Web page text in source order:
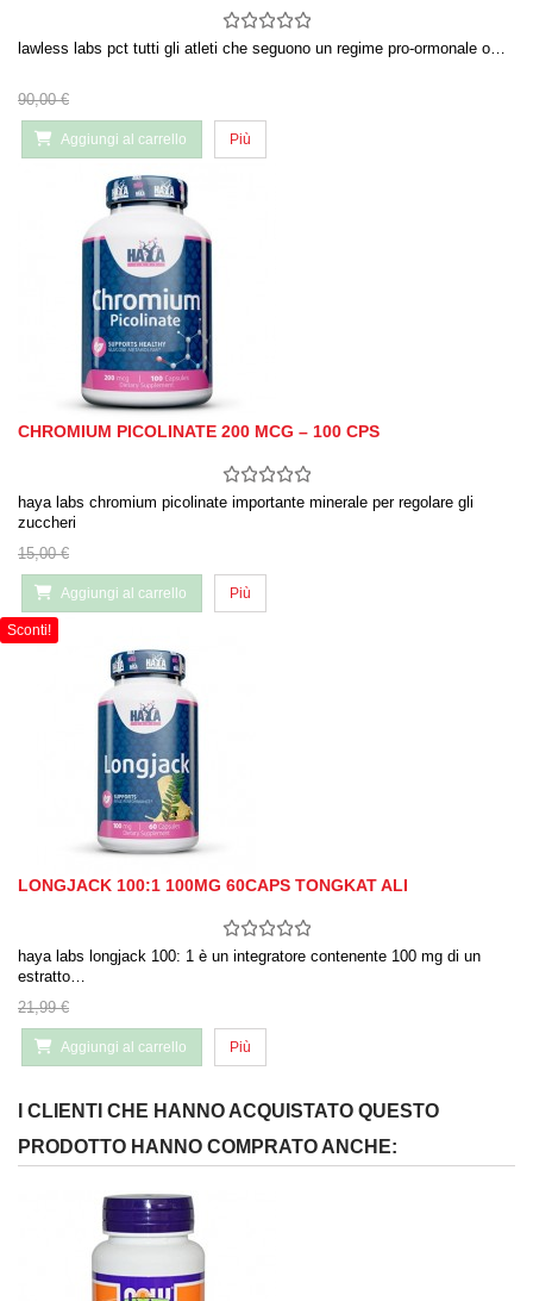
lawless labs pct tutti gli atleti che seguono un regime pro-ormonale o…
90,00 €
Aggiungi al carrello Più
CHROMIUM PICOLINATE 200 MCG – 100 CPS
haya labs chromium picolinate importante minerale per regolare gli
zuccheri
15,00 €
Aggiungi al carrello Più
Sconti!
LONGJACK 100:1 100MG 60CAPS TONGKAT ALI
haya labs longjack 100: 1 è un integratore contenente 100 mg di un
estratto…
21,99 €
Aggiungi al carrello Più
I CLIENTI CHE HANNO ACQUISTATO QUESTO
PRODOTTO HANNO COMPRATO ANCHE: